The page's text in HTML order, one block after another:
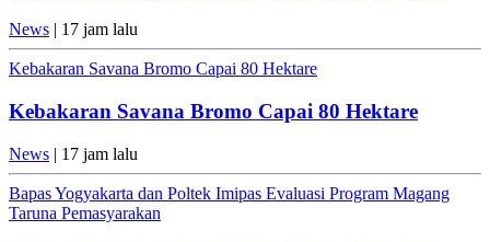
News | 17 jam lalu
Kebakaran Savana Bromo Capai 80 Hektare
Kebakaran Savana Bromo Capai 80 Hektare
News | 17 jam lalu
Bapas Yogyakarta dan Poltek Imipas Evaluasi Program Magang
Taruna Pemasyarakan